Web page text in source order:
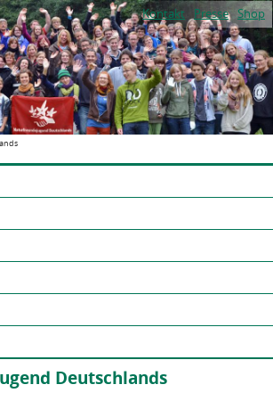
Jump to navigation Kontakt Presse Shop
Deutschlands